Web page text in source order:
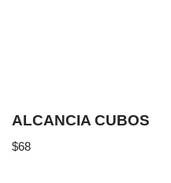
ALCANCIA CUBOS
$68